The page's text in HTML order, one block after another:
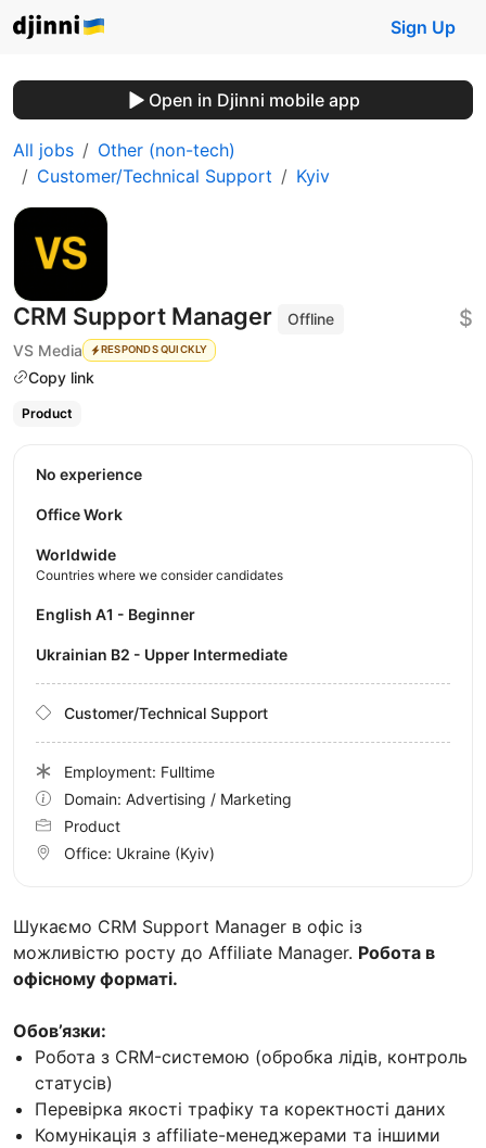
Sign Up
Open in Djinni mobile app
All jobs
Other (non-tech)
Customer/Technical Support
Kyiv
CRM Support Manager
Offline
VS Media
RESPONDS QUICKLY
Copy link
$
Product
Шукаємо CRM Support Manager в офіс із
можливістю росту до Affiliate Manager. Робота в
офісному форматі.
Обов’язки:
Робота з CRM-системою (обробка лідів, контроль
статусів)
Перевірка якості трафіку та коректності даних
Комунікація з affiliate-менеджерами та іншими
No experience
Office Work
Worldwide
Countries where we consider candidates
English A1 - Beginner
Ukrainian B2 - Upper Intermediate
Customer/Technical Support
Employment: Fulltime
Domain: Advertising / Marketing
Product
Office: Ukraine (Kyiv)